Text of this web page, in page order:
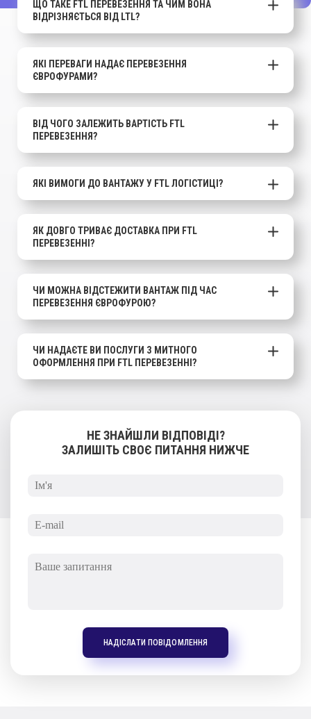
ЩО ТАКЕ FTL ПЕРЕВЕЗЕННЯ ТА ЧИМ ВОНА
ВІДРІЗНЯЄТЬСЯ ВІД LTL?
ЯКІ ПЕРЕВАГИ НАДАЄ ПЕРЕВЕЗЕННЯ
ЄВРОФУРАМИ?
ВІД ЧОГО ЗАЛЕЖИТЬ ВАРТІСТЬ FTL
ПЕРЕВЕЗЕННЯ?
ЯКІ ВИМОГИ ДО ВАНТАЖУ У FTL ЛОГІСТИЦІ?
ЯК ДОВГО ТРИВАЄ ДОСТАВКА ПРИ FTL
ПЕРЕВЕЗЕННІ?
ЧИ МОЖНА ВІДСТЕЖИТИ ВАНТАЖ ПІД ЧАС
ПЕРЕВЕЗЕННЯ ЄВРОФУРОЮ?
ЧИ НАДАЄТЕ ВИ ПОСЛУГИ З МИТНОГО
ОФОРМЛЕННЯ ПРИ FTL ПЕРЕВЕЗЕННІ?
НЕ ЗНАЙШЛИ ВІДПОВІДІ?
ЗАЛИШІТЬ СВОЄ ПИТАННЯ НИЖЧЕ
НАДІСЛАТИ ПОВІДОМЛЕННЯ